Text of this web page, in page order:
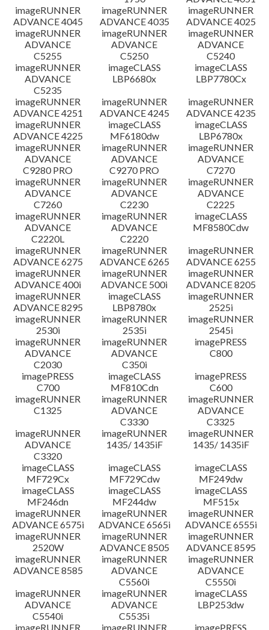
imageRUNNER
ADVANCE 4045
imageRUNNER
ADVANCE 4035
imageRUNNER
ADVANCE 4025
imageRUNNER
ADVANCE
C5255
imageRUNNER
ADVANCE
C5250
imageRUNNER
ADVANCE
C5240
imageRUNNER
ADVANCE
C5235
imageCLASS
LBP6680x
imageCLASS
LBP7780Cx
imageRUNNER
ADVANCE 4251
imageRUNNER
ADVANCE 4245
imageRUNNER
ADVANCE 4235
imageRUNNER
ADVANCE 4225
imageCLASS
MF6180dw
imageCLASS
LBP6780x
imageRUNNER
ADVANCE
C9280 PRO
imageRUNNER
ADVANCE
C9270 PRO
imageRUNNER
ADVANCE
C7270
imageRUNNER
ADVANCE
C7260
imageRUNNER
ADVANCE
C2230
imageRUNNER
ADVANCE
C2225
imageRUNNER
ADVANCE
C2220L
imageRUNNER
ADVANCE
C2220
imageCLASS
MF8580Cdw
imageRUNNER
ADVANCE 6275
imageRUNNER
ADVANCE 6265
imageRUNNER
ADVANCE 6255
imageRUNNER
ADVANCE 400i
imageRUNNER
ADVANCE 500i
imageRUNNER
ADVANCE 8205
imageRUNNER
ADVANCE 8295
imageCLASS
LBP8780x
imageRUNNER
2525i
imageRUNNER
2530i
imageRUNNER
2535i
imageRUNNER
2545i
imageRUNNER
ADVANCE
C2030
imageRUNNER
ADVANCE
C350i
imagePRESS
C800
imagePRESS
C700
imageCLASS
MF810Cdn
imagePRESS
C600
imageRUNNER
C1325
imageRUNNER
ADVANCE
C3330
imageRUNNER
ADVANCE
C3325
imageRUNNER
ADVANCE
C3320
imageRUNNER
1435/ 1435iF
imageRUNNER
1435/ 1435iF
imageCLASS
MF729Cx
imageCLASS
MF729Cdw
imageCLASS
MF249dw
imageCLASS
MF246dn
imageCLASS
MF244dw
imageCLASS
MF515x
imageRUNNER
ADVANCE 6575i
imageRUNNER
ADVANCE 6565i
imageRUNNER
ADVANCE 6555i
imageRUNNER
2520W
imageRUNNER
ADVANCE 8505
imageRUNNER
ADVANCE 8595
imageRUNNER
ADVANCE 8585
imageRUNNER
ADVANCE
C5560i
imageRUNNER
ADVANCE
C5550i
imageRUNNER
ADVANCE
C5540i
imageRUNNER
ADVANCE
C5535i
imageCLASS
LBP253dw
imageRUNNER
imageRUNNER imagePRESS